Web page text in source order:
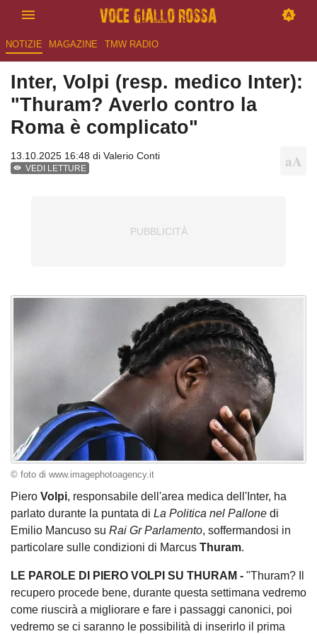
NOTIZIE MAGAZINE TMW RADIO
Inter, Volpi (resp. medico Inter):
"Thuram? Averlo contro la
Roma è complicato"
13.10.2025 16:48 di Valerio Conti
VEDI LETTURE
© foto di www.imagephotoagency.it
Piero Volpi, responsabile dell'area medica dell'Inter, ha
parlato durante la puntata di La Politica nel Pallone di
Emilio Mancuso su Rai Gr Parlamento, soffermandosi in
particolare sulle condizioni di Marcus Thuram.
LE PAROLE DI PIERO VOLPI SU THURAM - "Thuram? Il
recupero procede bene, durante questa settimana vedremo
come riuscirà a migliorare e fare i passaggi canonici, poi
vedremo se ci saranno le possibilità di inserirlo il prima